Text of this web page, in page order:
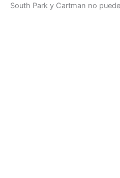
South Park y Cartman no